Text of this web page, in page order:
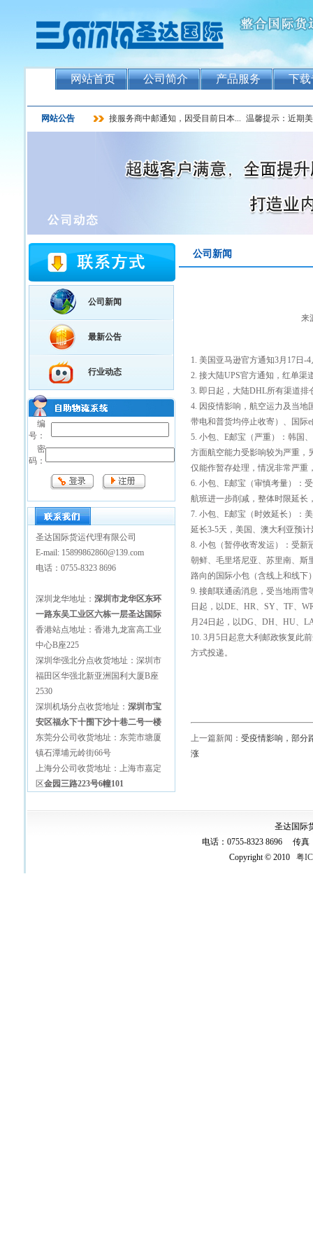
网站首页 公司简介 产品服务 下
网站公告 接服务商中邮通知，因受目前日本... 温馨提示：近期
公司新闻
最新公告
行业动态
编
号：
密
码：
圣达国际货运代理有限公司
E-mail: 15899862860@139.com
电话：0755-8323 8696
深圳龙华地址： 深圳市龙华区东环
一路东吴工业区六栋一层圣达国际
香港站点地址：香港九龙富高工业
中心B座225
深圳华强北分点收货地址：深圳市
福田区华强北新亚洲国利大厦B座
2530
深圳机场分点收货地址： 深圳市宝
安区福永下十围下沙十巷二号一楼
东莞分公司收货地址：东莞市塘厦
镇石潭埔元岭街66号
上海分公司收货地址：上海市嘉定
区金园三路223号6幢101
公司新闻
来
1. 美国亚马逊官方通知3月17日-
2. 接大陆UPS官方通知，红单渠
3. 即日起，大陆DHL所有渠道排
4. 因疫情影响，航空运力及当
带电和普货均停止收寄）、国际
5. 小包、E邮宝（严重）：韩国
方面航空能力受影响较为严重，
仅能作暂存处理，情况非常严重
6. 小包、E邮宝（审慎考量）：
航班进一步削减，整体时限延长
7. 小包、E邮宝（时效延长）：
延长3-5天，美国、澳大利亚预
8. 小包（暂停收寄发运）：受
朝鲜、毛里塔尼亚、苏里南、斯
路向的国际小包（含线上和线下
9. 接邮联通函消息，受当地雨雪
日起，以DE、HR、SY、TF、
月24日起，以DG、DH、HU、
10. 3月5日起意大利邮政恢复此
方式投递。
上一篇新闻： 受疫情影响，部分
涨
圣达国际
电话：0755-8323 8696 传真
Copyright © 2010 粤